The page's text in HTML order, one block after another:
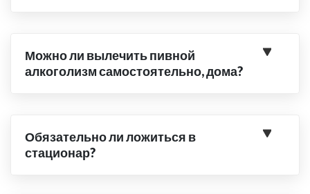
Можно ли вылечить пивной
алкоголизм самостоятельно, дома?
Обязательно ли ложиться в
стационар?